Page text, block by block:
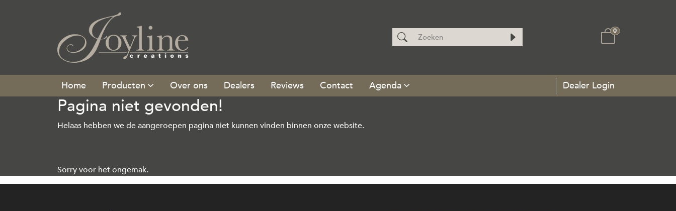
0
Producten Over ons Dealers Reviews Contact Agenda Dealer Login
Pagina niet gevonden!
Helaas hebben we de aangeroepen pagina niet kunnen vinden binnen onze website.
Sorry voor het ongemak.